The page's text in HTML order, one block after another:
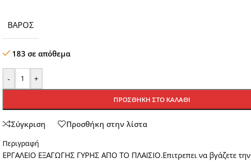
ΒΆΡΟΣ
183 σε απόθεμα
- +
ΠΡΟΣΘΉΚΗ ΣΤΟ ΚΑΛΆΘΙ
Σύγκριση Προσθήκη στην λίστα
Περιγραφή
ΕΡΓΑΛΕΙΟ ΕΞΑΓΩΓΗΣ ΓΥΡΗΣ ΑΠΟ ΤΟ ΠΛΑΙΣΙΟ.Επιτρεπει να βγάζετε την